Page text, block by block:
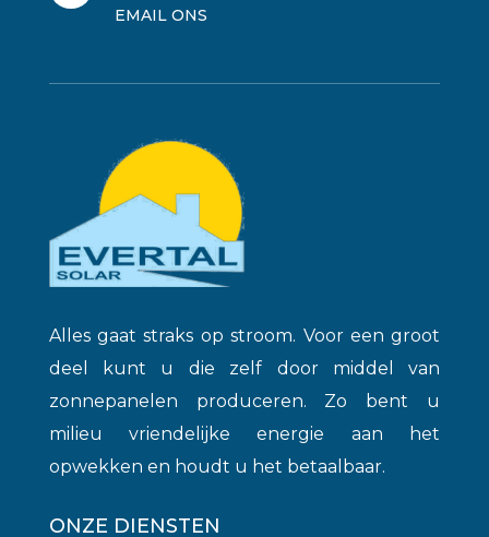
EMAIL ONS
Alles gaat straks op stroom. Voor een groot
deel kunt u die zelf door middel van
zonnepanelen produceren. Zo bent u
milieu vriendelijke energie aan het
opwekken en houdt u het betaalbaar.
ONZE DIENSTEN